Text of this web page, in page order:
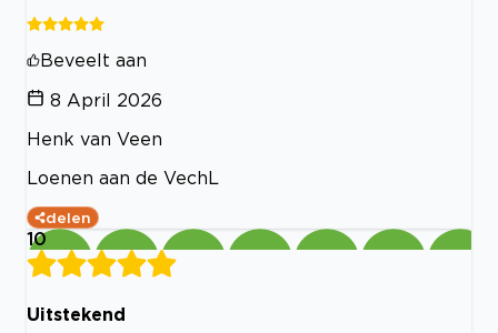
Beveelt aan
8 April 2026
Henk van Veen
Loenen aan de VechL
delen
10
Uitstekend